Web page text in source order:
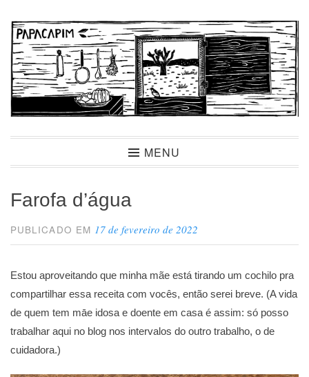
para
conteúdo
PapacapimMENU
Farofa d’água
PUBLICADO EM 17 de fevereiro de 2022
Estou aproveitando que minha mãe está tirando um cochilo pra
compartilhar essa receita com vocês, então serei breve. (A vida
de quem tem māe idosa e doente em casa é assim: só posso
trabalhar aqui no blog nos intervalos do outro trabalho, o de
cuidadora.)